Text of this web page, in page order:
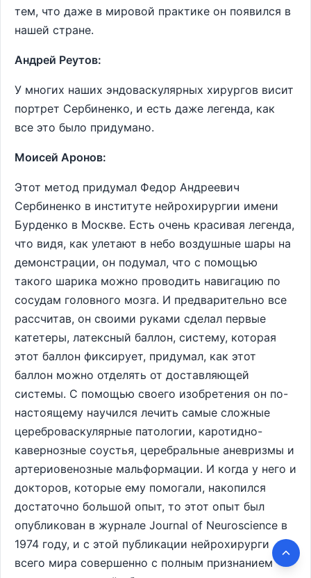
тем, что даже в мировой практике он появился в
нашей стране.
Андрей Реутов:
У многих наших эндоваскулярных хирургов висит
портрет Сербиненко, и есть даже легенда, как
все это было придумано.
Моисей Аронов:
Этот метод придумал Федор Андреевич
Сербиненко в институте нейрохирургии имени
Бурденко в Москве. Есть очень красивая легенда,
что видя, как улетают в небо воздушные шары на
демонстрации, он подумал, что с помощью
такого шарика можно проводить навигацию по
сосудам головного мозга. И предварительно все
рассчитав, он своими руками сделал первые
катетеры, латексный баллон, систему, которая
этот баллон фиксирует, придумал, как этот
баллон можно отделять от доставляющей
системы. С помощью своего изобретения он по-
настоящему научился лечить самые сложные
цереброваскулярные патологии, каротидно-
кавернозные соустья, церебральные аневризмы и
артериовенозные мальформации. И когда у него и
докторов, которые ему помогали, накопился
достаточно большой опыт, то этот опыт был
опубликован в журнале Journal of Neuroscience в
1974 году, и с этой публикации нейрохирурги
всего мира совершенно с полным признанием